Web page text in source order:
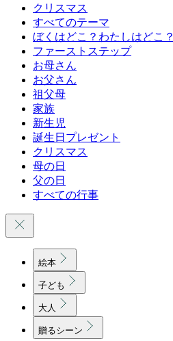
クリスマス
すべてのテーマ
ぼくはどこ？わたしはどこ？
ファーストステップ
お母さん
お父さん
祖父母
家族
新生児
誕生日プレゼント
クリスマス
母の日
父の日
すべての行事
絵本
子ども
大人
贈るシーン